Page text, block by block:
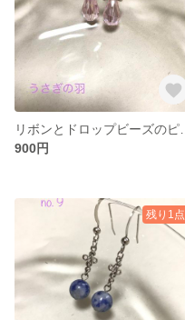
900円
残り1点